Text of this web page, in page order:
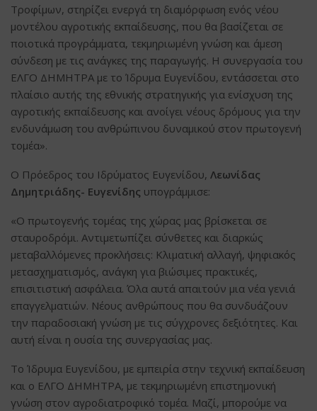
Τροφίμων, στηρίζει ενεργά τη διαμόρφωση ενός νέου
μοντέλου αγροτικής εκπαίδευσης, που θα βασίζεται σε
ποιοτικά προγράμματα, τεκμηριωμένη γνώση και άμεση
σύνδεση με τις ανάγκες της παραγωγής. Η συνεργασία του
ΕΛΓΟ ΔΗΜΗΤΡΑ με το Ίδρυμα Ευγενίδου, εντάσσεται στο
πλαίσιο αυτής της εθνικής στρατηγικής για ενίσχυση της
αγροτικής εκπαίδευσης και ανοίγει νέους δρόμους για την
ενδυνάμωση του ανθρώπινου δυναμικού στον πρωτογενή
τομέα».
Ο Πρόεδρος του Ιδρύματος Ευγενίδου, Λεωνίδας
Δημητριάδης- Ευγενίδης υπογράμμισε:
«Ο πρωτογενής τομέας της χώρας μας βρίσκεται σε
σταυροδρόμι. Αντιμετωπίζει σύνθετες και διαρκώς
μεταβαλλόμενες προκλήσεις: Κλιματική αλλαγή, ψηφιακός
μετασχηματισμός, ανάγκη για βιώσιμες πρακτικές,
επισιτιστική ασφάλεια. Όλα αυτά απαιτούν μια νέα γενιά
επαγγελματιών. Νέους ανθρώπους που θα συνδυάζουν
την παραδοσιακή γνώση με τις σύγχρονες δεξιότητες. Και
αυτή είναι η ουσία της συνεργασίας μας.
Το Ίδρυμα Ευγενίδου, με εμπειρία στην τεχνική εκπαίδευση
και ο ΕΛΓΟ ΔΗΜΗΤΡΑ, με τεκμηριωμένη επιστημονική
γνώση στον αγροδιατροφικό τομέα. Μαζί, μπορούμε να